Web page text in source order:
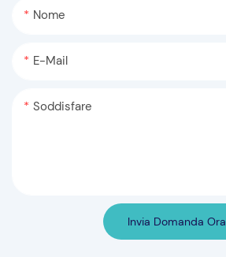
Nome
E-Mail
Soddisfare
Invia Domanda Ora